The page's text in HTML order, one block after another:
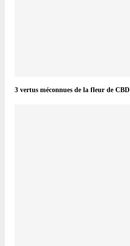
3 vertus méconnues de la fleur de CBD